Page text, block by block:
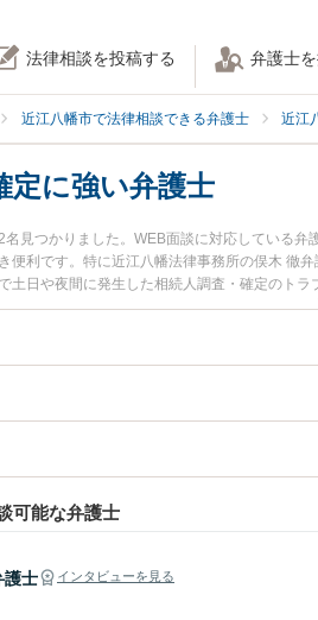
法律相談を投稿する 弁護士
近江八幡市で法律相談できる弁護士 近江
定に強い弁護士
見つかりました。WEB面談に対応している
利です。特に近江八幡法律事務所の俣木 徹
土日や夜間に発生した相続人調査・確定のト
で相続人調査・確定を法律相談できる近江八
可能な弁護士
護士 インタビューを見る